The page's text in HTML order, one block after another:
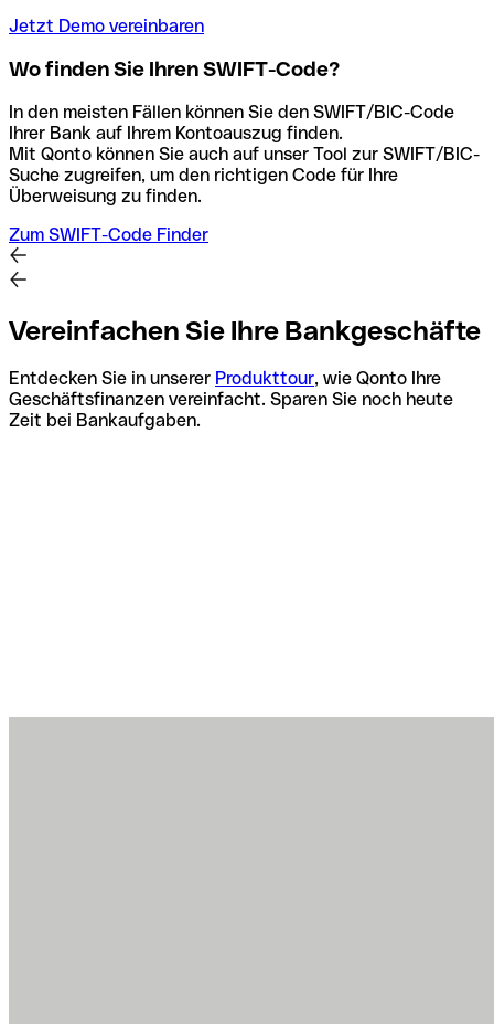
Jetzt Demo vereinbaren
Wo finden Sie Ihren SWIFT-Code?
In den meisten Fällen können Sie den SWIFT/BIC-Code
Ihrer Bank auf Ihrem Kontoauszug finden.
Mit Qonto können Sie auch auf unser Tool zur SWIFT/BIC-
Suche zugreifen, um den richtigen Code für Ihre
Überweisung zu finden.
Zum SWIFT-Code Finder
Vereinfachen Sie Ihre Bankgeschäfte
Entdecken Sie in unserer Produkttour, wie Qonto Ihre
Geschäftsfinanzen vereinfacht. Sparen Sie noch heute
Zeit bei Bankaufgaben.